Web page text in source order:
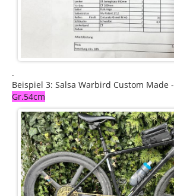
.
Beispiel 3: Salsa Warbird Custom Made -
Gr.54cm